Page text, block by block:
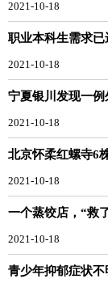
2021-10-18
职业本科生需求
2021-10-18
宁夏银川发现一
2021-10-18
北京怀柔红螺寺6
2021-10-18
一个蒸饺店，“救
2021-10-18
青少年抑郁症状